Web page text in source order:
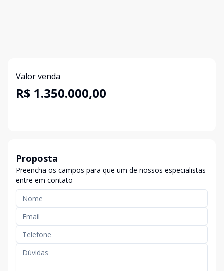
Valor venda
R$ 1.350.000,00
Proposta
Preencha os campos para que um de nossos especialistas
entre em contato